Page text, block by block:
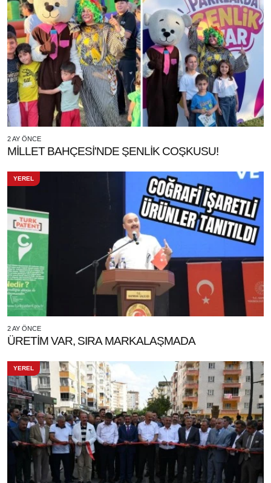
2 AY ÖNCE
MİLLET BAHÇESİ'NDE ŞENLİK COŞKUSU!
YEREL
2 AY ÖNCE
ÜRETİM VAR, SIRA MARKALAŞMADA
YEREL